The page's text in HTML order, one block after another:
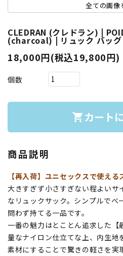
全ての画像
CLEDRAN (クレドラン) |
(charcoal) | リュック バッグ
18,000円(税込19,800円)
個数
shopping_cart カート
商品説明
【再入荷】ユニセックスで使える
大きすぎず小さすぎない程よいサ
なリュックサック。シンプルでベ
問わず持てる一品です。
一番の魅力はとことん追求した【
量なナイロン仕立てな上、内生
素材にすることで驚きの軽さを実